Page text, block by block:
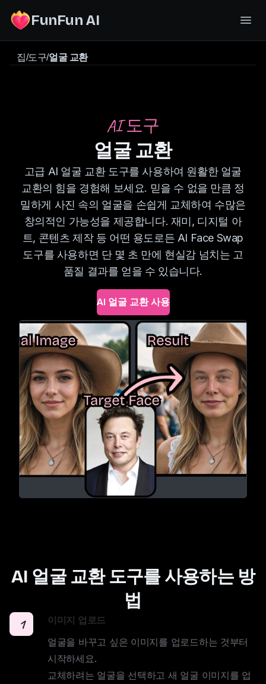
FunFun AI
집/도구/얼굴 교환
AI 도구
얼굴 교환
고급 AI 얼굴 교환 도구를 사용하여 원활한 얼굴
교환의 힘을 경험해 보세요. 믿을 수 없을 만큼 정
밀하게 사진 속의 얼굴을 손쉽게 교체하여 수많은
창의적인 가능성을 제공합니다. 재미, 디지털 아
트, 콘텐츠 제작 등 어떤 용도로든 AI Face Swap
도구를 사용하면 단 몇 초 만에 현실감 넘치는 고
품질 결과를 얻을 수 있습니다.
AI 얼굴 교환 사용
AI 얼굴 교환 도구를 사용하는 방
법
1 이미지 업로드
얼굴을 바꾸고 싶은 이미지를 업로드하는 것부터
시작하세요.
교체하려는 얼굴을 선택하고 새 얼굴 이미지를 업